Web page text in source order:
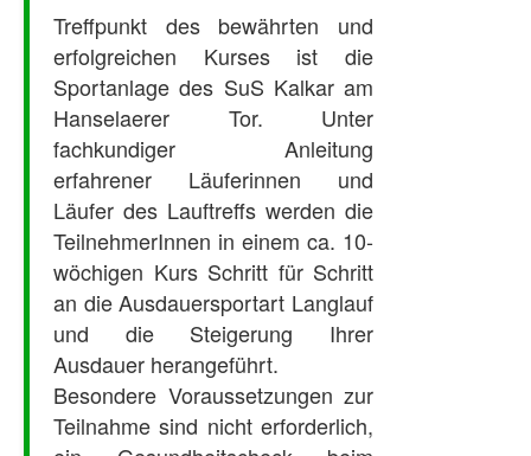
Treffpunkt des bewährten und
erfolgreichen Kurses ist die
Sportanlage des SuS Kalkar am
Hanselaerer Tor. Unter
fachkundiger Anleitung
erfahrener Läuferinnen und
Läufer des Lauftreffs werden die
TeilnehmerInnen in einem ca. 10-
wöchigen Kurs Schritt für Schritt
an die Ausdauersportart Langlauf
und die Steigerung Ihrer
Ausdauer herangeführt.
Besondere Voraussetzungen zur
Teilnahme sind nicht erforderlich,